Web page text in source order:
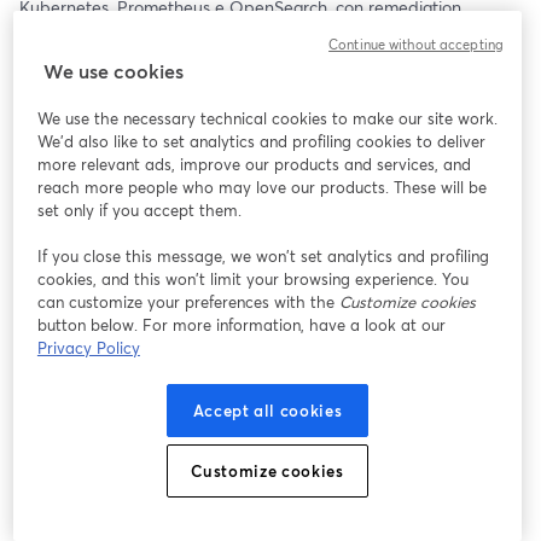
Kubernetes, Prometheus e OpenSearch, con remediation
🗓️ Martedì 16 dicembre 2025 | ⏰ 12:00 – 12:45
Perché partecipare?
Se gestisci infrastrutture IT moderne o cloud-native complesse,
sai già quanto sia critico mantenere governance e  controllo in
tracciabilità, controllo e sicurezza, subire fermi non pianificati e
annegare nel rumore di alert che non riesci a correlare
efficacemente: le operation diventano meno tracciabili e più
soggette a errori.
più gestibile e sicura grazie ad automazioni basate sul repository
come unica Source of Truth. Un modello replicabile che sfrutta le
nostre competenze infrastrutturali storiche per orchestrare
We use cookies
We use the necessary technical cookies to make our site work.
We'd also like to set analytics and profiling cookies to deliver
more relevant ads, improve our products and services, and
reach more people who may love our products. These will be
set only if you accept them.
If you close this message, we won’t set analytics and profiling
cookies, and this won’t limit your browsing experience. You
can customize your preferences with the Customize cookies
button below. For more information, have a look at our
Privacy Policy
Accept all cookies
Customize cookies
Continue without accepting